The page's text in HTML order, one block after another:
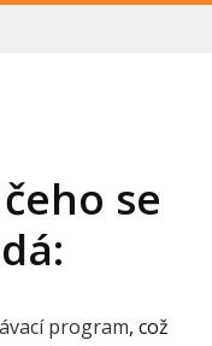
se
program, což